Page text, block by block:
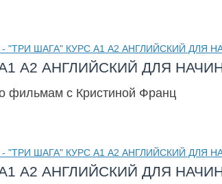
А2 АНГЛИЙСКИЙ ДЛЯ
фильмам с Кристиной Франц
А2 АНГЛИЙСКИЙ ДЛЯ